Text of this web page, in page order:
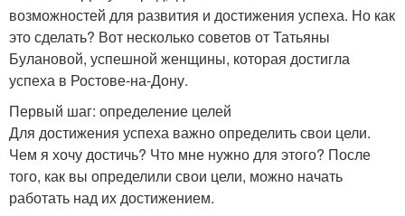
возможностей для развития и достижения успеха. Но как
это сделать? Вот несколько советов от Татьяны
Булановой, успешной женщины, которая достигла
успеха в Ростове-на-Дону.
Первый шаг: определение целей
Для достижения успеха важно определить свои цели.
Чем я хочу достичь? Что мне нужно для этого? После
того, как вы определили свои цели, можно начать
работать над их достижением.